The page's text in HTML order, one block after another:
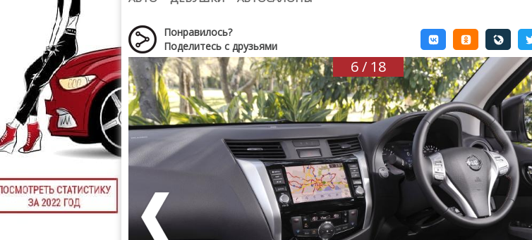
Понравилось?
Поделитесь с друзьями
6 / 18